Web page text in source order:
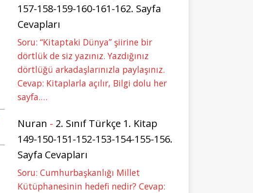
157-158-159-160-161-162. Sayfa
Cevapları
Soru: “Kitaptaki Dünya” şiirine bir
dörtlük de siz yazınız. Yazdığınız
dörtlüğü arkadaşlarınızla paylaşınız.
Cevap: Kitaplarla açılır, Bilgi dolu her
sayfa.…
Nuran - 2. Sınıf Türkçe 1. Kitap
149-150-151-152-153-154-155-156.
Sayfa Cevapları
Soru: Cumhurbaşkanlığı Millet
Kütüphanesinin hedefi nedir? Cevap: